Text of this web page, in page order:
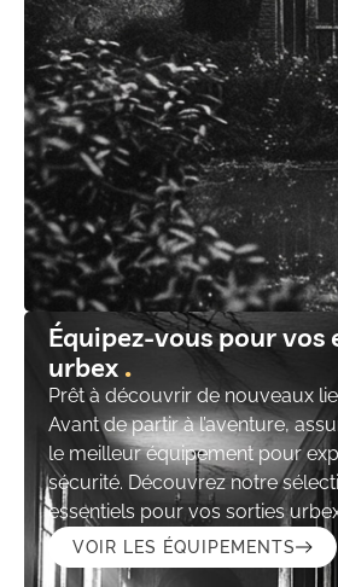
Équipez-vous pour vos
urbex
Prêt à découvrir de nouveaux
Avant de partir à l’aventure,
le meilleur équipement pour
sécurité. Découvrez notre
essentiels pour vos sorties
VOIR LES ÉQUIPEMENTS